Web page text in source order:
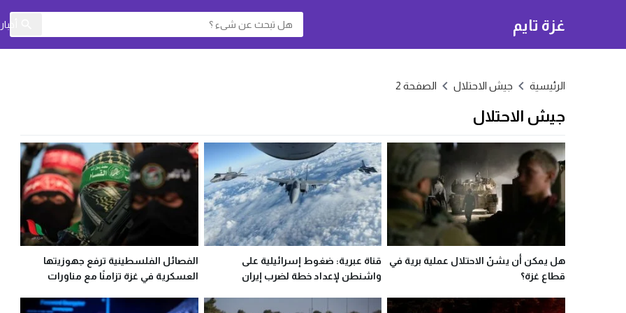
غزة تايم
الرئيسية جيش الاحتلال الصفحة 2
جيش الاحتلال
هل يمكن أن يشنّ الاحتلال عملية برية في
قطاع غزة؟
قناة عبرية: ضغوط إسرائيلية على
واشنطن لإعداد خطة لضرب إيران
الفصائل الفلسطينية ترفع جهوزيتها
العسكرية في غزة تزامنًا مع مناورات